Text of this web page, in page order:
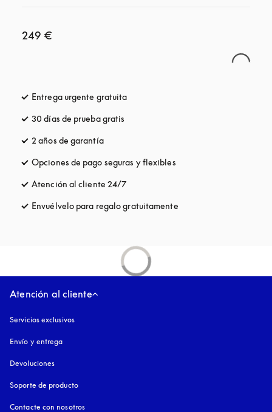
249 €
Entrega urgente gratuita
30 días de prueba gratis
2 años de garantía
Opciones de pago seguras y flexibles
Atención al cliente 24/7
Envuélvelo para regalo gratuitamente
Atención al cliente
Servicios exclusivos
Envío y entrega
Devoluciones
Soporte de producto
Contacte con nosotros